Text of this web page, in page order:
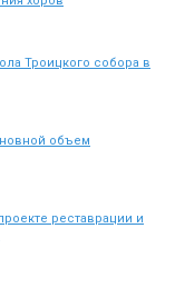
Троицкого собора в
объем
реставрации и